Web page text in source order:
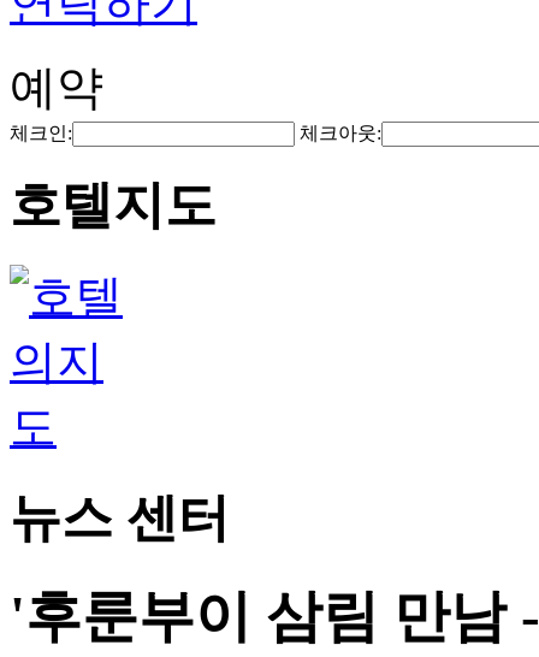
예약
체크인: 체크아웃:
호텔지도
뉴스 센터
'후룬부이 삼림 만남